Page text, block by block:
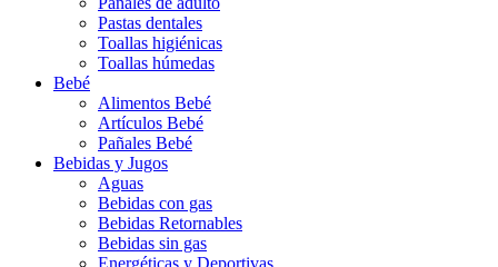
Pastas dentales
Toallas higiénicas
Toallas húmedas
Bebé
Alimentos Bebé
Artículos Bebé
Pañales Bebé
Bebidas y Jugos
Aguas
Bebidas con gas
Bebidas Retornables
Bebidas sin gas
Energéticas y Deportivas